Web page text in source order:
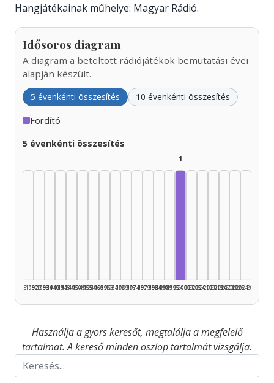
Hangjátékainak műhelye: Magyar Rádió.
Idősoros diagram
A diagram a betöltött rádiójátékok bemutatási évei
alapján készült.
5 évenkénti összesítés 10 évenkénti összesítés
Fordító
5 évenkénti összesítés
1925–1929
1930–1934
1935–1939
1940–1944
1945–1949
1950–1954
1955–1959
1960–1964
1965–1969
1970–1974
1975–1979
1980–1984
1985–1989
1990–1994
1
1995–1999
2000–2004
2005–2009
2010–2014
2015–2019
2020–2024
2025–2026
Használja a gyors keresőt, megtalálja a megfelelő
tartalmat. A kereső minden oszlop tartalmát vizsgálja.